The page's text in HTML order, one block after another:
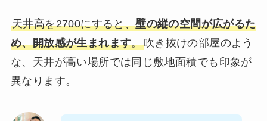
天井高を2700にすると、壁の縦の空間が広がるた
め、開放感が生まれます。吹き抜けの部屋のよう
な、天井が高い場所では同じ敷地面積でも印象が
異なります。